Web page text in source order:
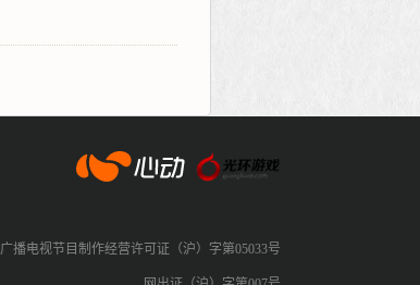
广播电视节目制作经营许可证（沪）字第05033号
心动网络